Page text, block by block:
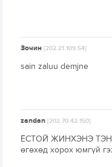
Зочин[202.21.109.54]
sain zaluu demjne
zandan[202.70.42.150]
ЁСТОЙ ЖИНХЭНЭ
өгөхөд хорох юмгүй